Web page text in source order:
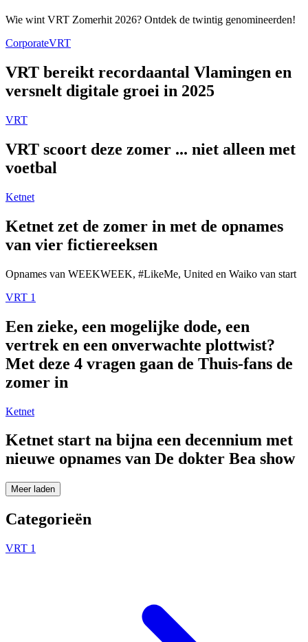
Wie wint VRT Zomerhit 2026? Ontdek de twintig genomineerden!
CorporateVRT
VRT bereikt recordaantal Vlamingen en
versnelt digitale groei in 2025
VRT
VRT scoort deze zomer ... niet alleen met
voetbal
Ketnet
Ketnet zet de zomer in met de opnames
van vier fictiereeksen
Opnames van WEEKWEEK, #LikeMe, United en Waiko van start
VRT 1
Een zieke, een mogelijke dode, een
vertrek en een onverwachte plottwist?
Met deze 4 vragen gaan de Thuis-fans de
zomer in
Ketnet
Ketnet start na bijna een decennium met
nieuwe opnames van De dokter Bea show
Meer laden
Categorieën
VRT 1